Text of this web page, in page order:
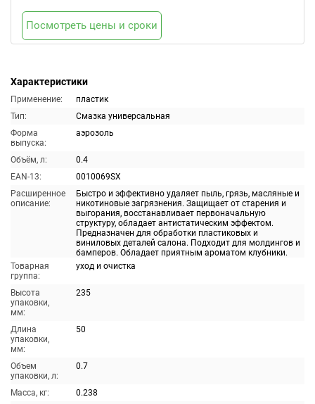
Характеристики
Применение:
пластик
Тип:
Смазка универсальная
Форма
выпуска:
аэрозоль
Объём, л:
0.4
EAN-13:
0010069SX
Расширенное
описание:
Быстро и эффективно удаляет пыль, грязь, масляные и
никотиновые загрязнения. Защищает от старения и
выгорания, восстанавливает первоначальную
структуру, обладает антистатическим эффектом.
Предназначен для обработки пластиковых и
виниловых деталей салона. Подходит для молдингов и
бамперов. Обладает приятным ароматом клубники.
Товарная
группа:
уход и очистка
Высота
упаковки,
мм:
235
Длина
упаковки,
мм:
50
Объем
упаковки, л:
0.7
Масса, кг:
0.238
Посмотреть цены и сроки